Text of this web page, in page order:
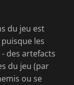
du jeu est
les
des artefacts
du jeu (par
ou se